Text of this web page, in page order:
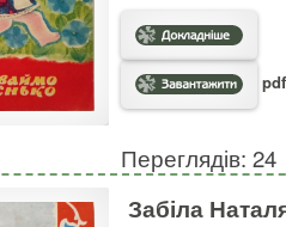
Переглядів: 24
Забіла